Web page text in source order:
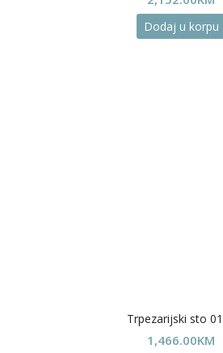
Dodaj u korpu
Trpezarijski sto
1,466.00KM